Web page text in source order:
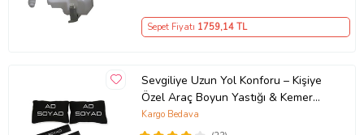
Sepet Fiyatı 1759,14 TL
Sevgiliye Uzun Yol Konforu – Kişiye
Özel Araç Boyun Yastığı & Kemer
Pedi Hediye Seti
Kargo Bedava